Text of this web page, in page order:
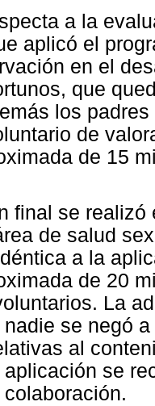
a la
aplicó el
en el
que
los
de
de 15
final se
de salud
a la
de 20
La
se negó
al
se